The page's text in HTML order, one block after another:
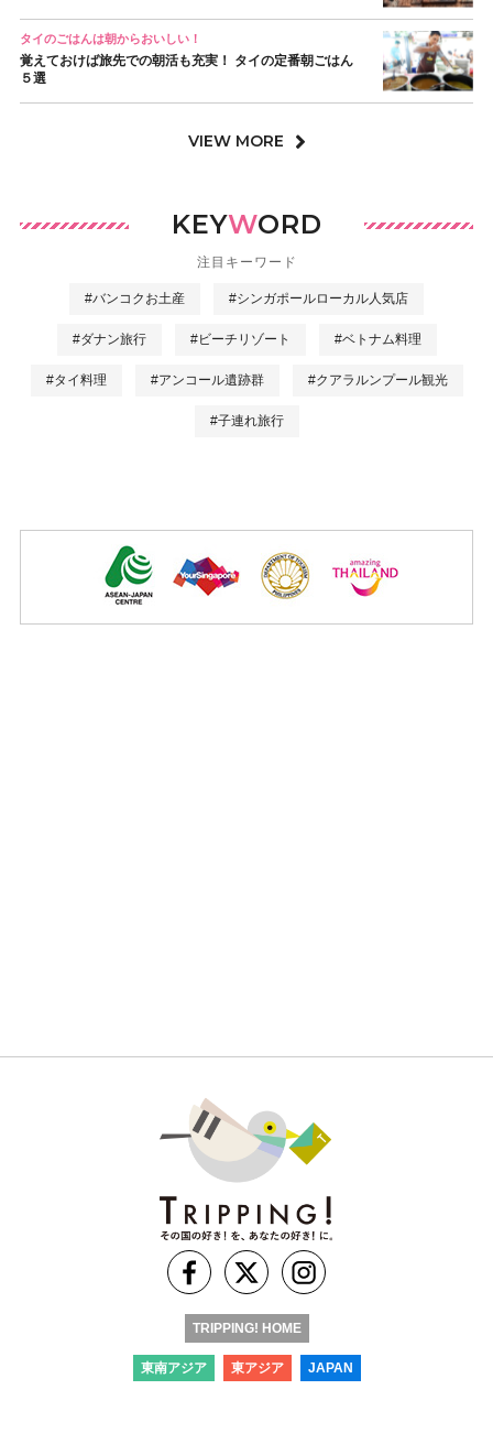
タイのごはんは朝からおいしい！
覚えておけば旅先での朝活も充実！ タイの定番朝ごはん
５選
VIEW MORE
KEYWORD
注目キーワード
#バンコクお土産 #シンガポールローカル人気店
#ダナン旅行 #ビーチリゾート #ベトナム料理
#タイ料理 #アンコール遺跡群 #クアラルンプール観光
#子連れ旅行
TRIPPING! HOME
東南アジア 東アジア JAPAN